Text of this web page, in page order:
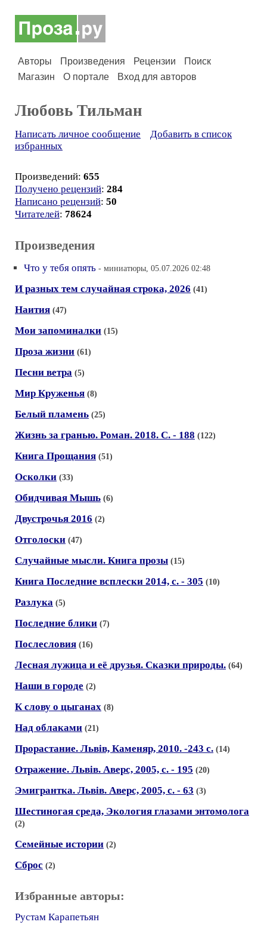
Авторы Произведения Рецензии
Поиск
Магазин
О портале Вход для авторов
Любовь Тильман
Написать личное сообщение
Добавить в список
избранных
Произведений: 655
Получено рецензий: 284
Написано рецензий: 50
Читателей: 78624
Произведения
Что у тебя опять - миниатюры, 05.07.2026 02:48
И разных тем случайная строка, 2026 (41)
Наития (47)
Мои запоминалки (15)
Проза жизни (61)
Песни ветра (5)
Мир Круженья (8)
Белый пламень (25)
Жизнь за гранью. Роман. 2018. С. - 188 (122)
Книга Прощания (51)
Осколки (33)
Обидчивая Мышь (6)
Двустрочья 2016 (2)
Отголоски (47)
Случайные мысли. Книга прозы (15)
Книга Последние всплески 2014, с. - 305 (10)
Разлука (5)
Последние блики (7)
Послесловия (16)
Лесная лужица и её друзья. Сказки природы. (64)
Наши в городе (2)
К слову о цыганах (8)
Над облаками (21)
Прорастание. Львiв, Каменяр, 2010. -243 с. (14)
Отражение. Львiв. Аверс, 2005, с. - 195 (20)
Эмигрантка. Львiв. Аверс, 2005, с. - 63 (3)
Шестиногая среда, Экология глазами энтомолога
(2)
Семейные истории (2)
Сброс (2)
Избранные авторы:
Рустам Карапетьян